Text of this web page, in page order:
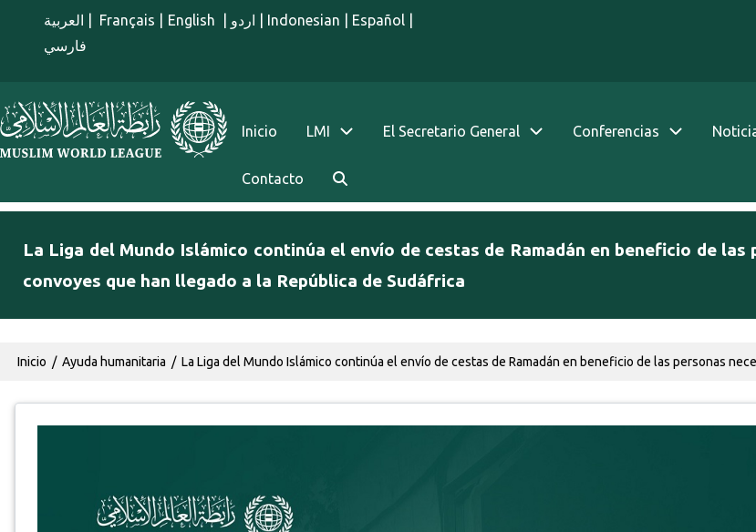
Pasar al contenido principal
العربية Français English اردو Indonesian Español
فارسي
menu spanish
Inicio LMI El Secretario General Conferencias
Contacto
La Liga del Mundo Islámico continúa el envío de cestas de Ramadán en beneficio de
convoyes que han llegado a la República de Sudáfrica
Ruta de navegación
Inicio Ayuda humanitaria La Liga del Mundo Islámico continúa el envío de cestas de Ramadán en beneficio de las personas